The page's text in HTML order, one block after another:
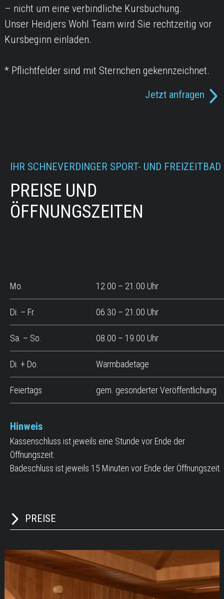
– nicht um eine verbindliche Kursbuchung.
Unser Heidjers Wohl Team wird Sie rechtzeitig vor
Kursbeginn einladen.
* Pflichtfelder sind mit Sternchen gekennzeichnet.
Jetzt anfragen
IHR SCHNEVERDINGER SPORT- UND FREIZEITBAD
PREISE UND
ÖFFNUNGSZEITEN
Mo. 12.00 – 21.00 Uhr
Di. – Fr. 06.30 – 21.00 Uhr
Sa. – So. 08.00 – 19.00 Uhr
Di. + Do. Warmbadetage
Feiertags gem. gesonderter Veröffentlichung
Hinweis
Kassenschluss ist jeweils eine Stunde vor Ende der
Öffnungszeit.
Badeschluss ist jeweils 15 Minuten vor Ende der Öffnungszeit.
PREISE